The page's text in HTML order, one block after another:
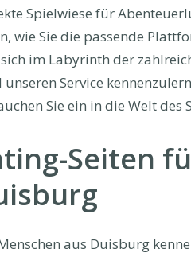
Spielwiese für
wie Sie die passende
im Labyrinth der
Service
Sie ein in die Welt des
Seiten
aus Duisburg